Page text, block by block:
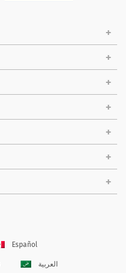
Español
العربية